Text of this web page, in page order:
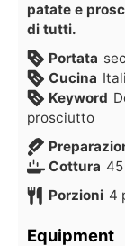
patate e
di tutti.
Portata
Cucina
Keyword
prosciutto
Cottura 45
Porzioni 4
Equipment